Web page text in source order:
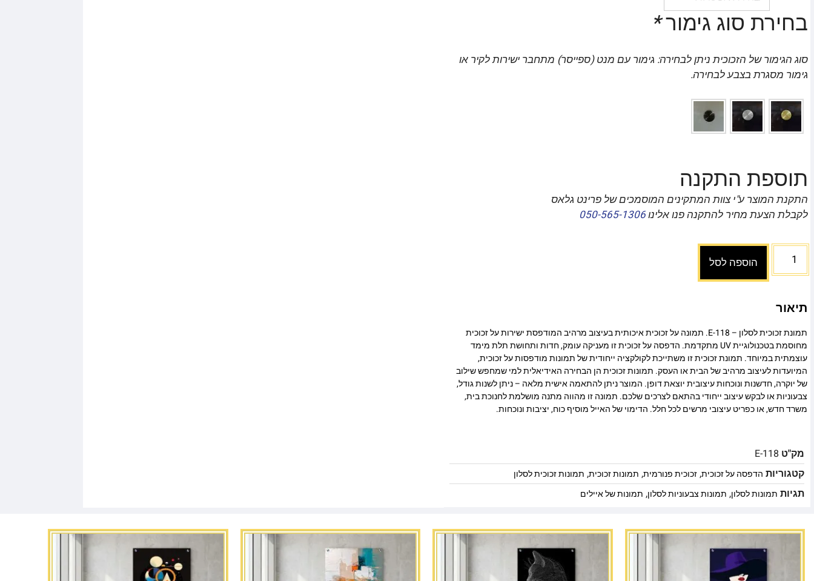
בחירת סוג גימור*
סוג הגימור של הזכוכית ניתן לבחירה: גימור עם מנט (ספייסר) מתחבר ישירות לקיר או
גימור מסגרת בצבע לבחירה.
תוספת התקנה
התקנת המוצר ע"י צוות המתקינים המוסמכים של פרינט גלאס
לקבלת הצעת מחיר להתקנה פנו אלינו050-565-1306
הוספה לסל
תיאור
תמונת זכוכית לסלון – E-118. תמונה על זכוכית איכותית בעיצוב מרהיב המודפסת ישירות על זכוכית
מחוסמת בטכנולוגיית UV מתקדמת. הדפסה על זכוכית זו מעניקה עומק, חדות ותחושת תלת מימד
עוצמתית במיוחד. תמונת זכוכית זו משתייכת לקולקציה ייחודית של תמונות מודפסות על זכוכית,
המיועדות לעיצוב מרהיב של הבית או העסק. תמונות זכוכית הן הבחירה האידיאלית למי שמחפש שילוב
של יוקרה, חדשנות ונוכחות עיצובית יוצאת דופן. המוצר ניתן להתאמה אישית מלאה – ניתן לשנות גודל,
צבעוניות או לבקש עיצוב ייחודי בהתאם לצרכים שלכם. תמונה זו מהווה מתנה מושלמת לחנוכת בית,
משרד חדש, או כפריט עיצובי מרשים לכל חלל. הדימוי של האייל מוסיף כוח, יציבות ונוכחות.
מק"ט E-118
קטגוריות הדפסה על זכוכית,זכוכית פנורמית, תמונות זכוכית, תמונות זכוכית לסלון
תגיות תמונות לסלון, תמונות צבעוניות לסלון, תמונות של איילים